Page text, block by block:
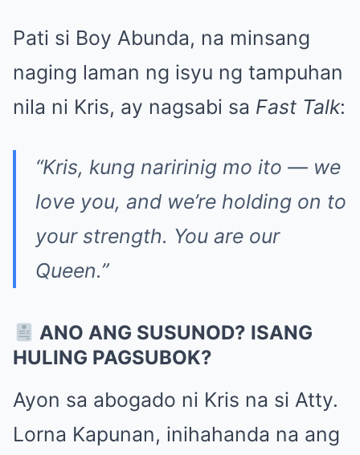
Pati si Boy Abunda, na minsang
naging laman ng isyu ng tampuhan
nila ni Kris, ay nagsabi sa Fast Talk:
“Kris, kung naririnig mo ito — we
love you, and we’re holding on to
your strength. You are our
Queen.”
ANO ANG SUSUNOD? ISANG
HULING PAGSUBOK?
Ayon sa abogado ni Kris na si Atty.
Lorna Kapunan, inihahanda na ang